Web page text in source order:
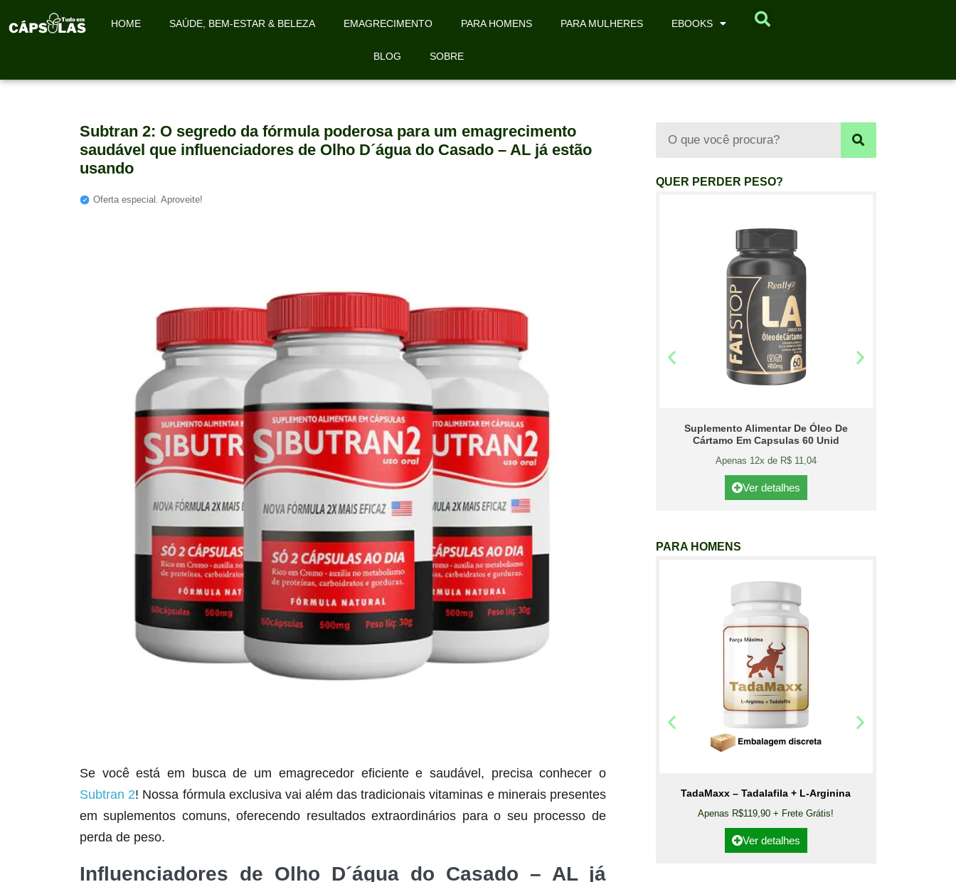
HOME SAÚDE, BEM-ESTAR & BELEZA EMAGRECIMENTO PARA HOMENS PARA MULHERES EBOOKS
BLOG SOBRE
Subtran 2: O segredo da fórmula poderosa para um emagrecimento
saudável que influenciadores de Olho D´água do Casado – AL já estão
usando
Oferta especial. Aproveite!
Se você está em busca de um emagrecedor eficiente e saudável, precisa conhecer o
Subtran 2! Nossa fórmula exclusiva vai além das tradicionais vitaminas e minerais presentes
em suplementos comuns, oferecendo resultados extraordinários para o seu processo de
perda de peso.
Influenciadores de Olho D´água do Casado – AL já
QUER PERDER PESO?
Seca Já Detox – O Fim da gordura
localizada
Apenas 12x de R$19,78
Ver detalhes
Suplemento Alimentar De Óleo De
Cártamo Em Capsulas 60 Unid
Apenas 12x de R$ 11,04
Ver detalhes
PARA HOMENS
Seca Já Detox – O Fim da gordura
localizada
Apenas 12x de R$19,78
TadaMaxx – Tadalafila + L-Arginina
Apenas R$119,90 + Frete Grátis!
Ver detalhes